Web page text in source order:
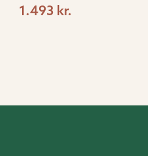
1.493 kr.